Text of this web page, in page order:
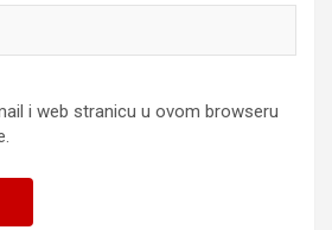
i web stranicu u ovom browseru